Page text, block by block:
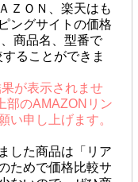
ＺＯＮ、楽天はも
ングサイトの価格
商品名、型番で
ることができま
が表示されませ
部のAMAZONリン
い申し上げます。
した商品は「リア
ためで価格比較サ